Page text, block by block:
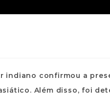
indiano confirmou a
Além disso, foi